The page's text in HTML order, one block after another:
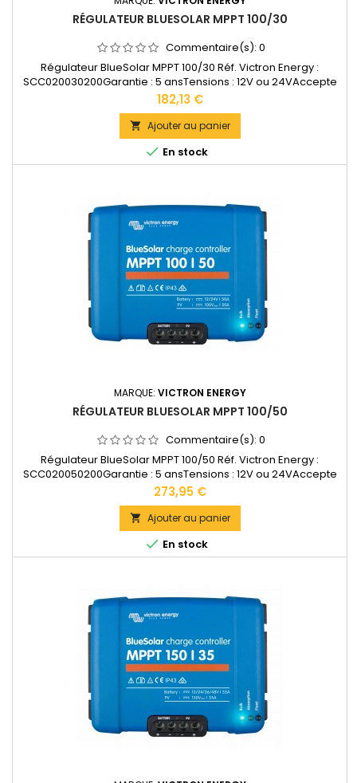
RÉGULATEUR BLUESOLAR MPPT 100/30
Commentaire(s): 0
Régulateur BlueSolar MPPT 100/30 Réf. Victron Energy :
SCC020030200Garantie : 5 ansTensions : 12V ou 24VAccepte
en 12V jusqu'à 440W de panneaux solaires. Accepte en 24V
jusqu'à 880W de panneaux solaires.Bornes de puissance: 16
mm2Dimensions : 130 x 186 x 70 mmPoids : 1,3
kgDocumentation technique disponible dans les...
Prix
182,13 €
 Ajouter au panier
 En stock
MARQUE: VICTRON ENERGY
RÉGULATEUR BLUESOLAR MPPT 100/50
Commentaire(s): 0
Régulateur BlueSolar MPPT 100/50 Réf. Victron Energy :
SCC020050200Garantie : 5 ansTensions : 12V ou 24VAccepte
en 12V jusqu'à 700W de panneaux solaires. Accepte en 24V
jusqu'à 1400W de panneaux solaires.Dimensions : 130 x 186 x
70 mmPoids : 1,3kgDocumentation technique disponible dans
les...
Prix
273,95 €
 Ajouter au panier
 En stock